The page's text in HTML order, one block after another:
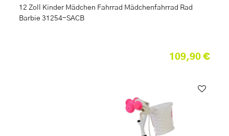
12 Zoll Kinder Mädchen Fahrrad Mädchenfahrrad Rad
Barbie 31254-SACB
109,90 €